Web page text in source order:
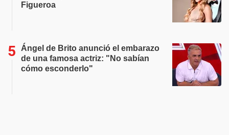
Figueroa
Ángel de Brito anunció el embarazo
de una famosa actriz: "No sabían
cómo esconderlo"